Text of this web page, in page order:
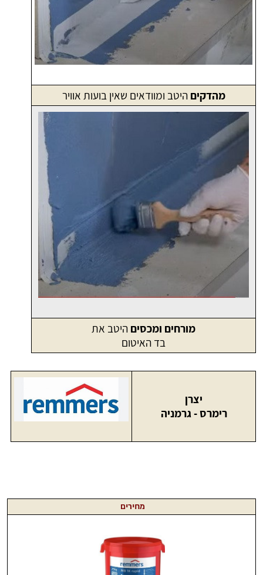
מהדקים היטב ומוודאים שאין בועות אוויר
מורחים ומכסים היטב את
בד האיטום
יצרן
רימרס - גרמניה
מחירים